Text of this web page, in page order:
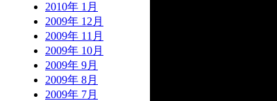
2010年 1月
2009年 12月
2009年 11月
2009年 10月
2009年 9月
2009年 8月
2009年 7月